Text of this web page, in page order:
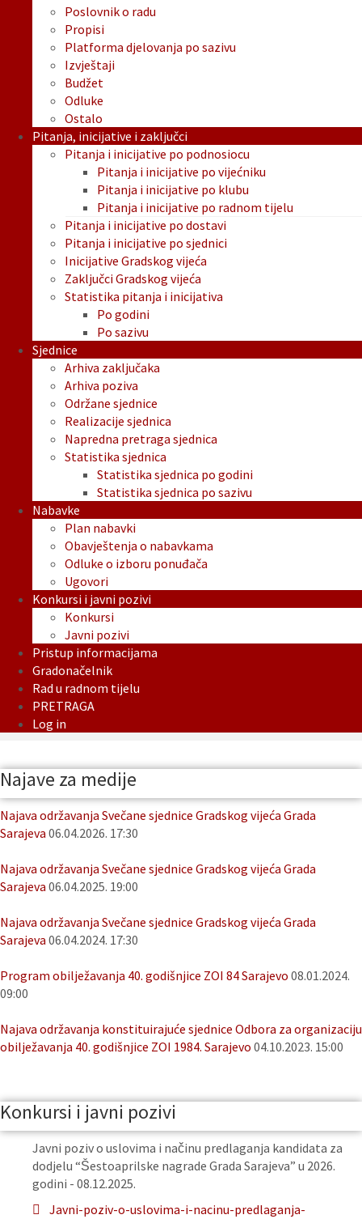
Poslovnik o radu
Propisi
Platforma djelovanja po sazivu
Izvještaji
Budžet
Odluke
Ostalo
Pitanja, inicijative i zaključci
Pitanja i inicijative po podnosiocu
Pitanja i inicijative po vijećniku
Pitanja i inicijative po klubu
Pitanja i inicijative po radnom tijelu
Pitanja i inicijative po dostavi
Pitanja i inicijative po sjednici
Inicijative Gradskog vijeća
Zaključci Gradskog vijeća
Statistika pitanja i inicijativa
Po godini
Po sazivu
Sjednice
Arhiva zaključaka
Arhiva poziva
Održane sjednice
Realizacije sjednica
Napredna pretraga sjednica
Statistika sjednica
Statistika sjednica po godini
Statistika sjednica po sazivu
Nabavke
Plan nabavki
Obavještenja o nabavkama
Odluke o izboru ponuđača
Ugovori
Konkursi i javni pozivi
Konkursi
Javni pozivi
Pristup informacijama
Gradonačelnik
Rad u radnom tijelu
PRETRAGA
Log in
Najave za medije
Najava održavanja Svečane sjednice Gradskog vijeća Grada
Sarajeva 06.04.2026. 17:30
Najava održavanja Svečane sjednice Gradskog vijeća Grada
Sarajeva 06.04.2025. 19:00
Najava održavanja Svečane sjednice Gradskog vijeća Grada
Sarajeva 06.04.2024. 17:30
Program obilježavanja 40. godišnjice ZOI 84 Sarajevo 08.01.2024.
09:00
Najava održavanja konstituirajuće sjednice Odbora za organizaciju
obilježavanja 40. godišnjice ZOI 1984. Sarajevo 04.10.2023. 15:00
Konkursi i javni pozivi
Javni poziv o uslovima i načinu predlaganja kandidata za
dodjelu “Šestoaprilske nagrade Grada Sarajeva” u 2026.
godini - 08.12.2025.
Javni-poziv-o-uslovima-i-nacinu-predlaganja-